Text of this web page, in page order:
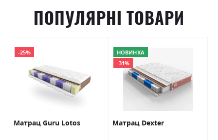
ПОПУЛЯРНІ ТОВАРИ
-25%
Матрац Guru Lotos
НОВИНКА
-31%
Матрац Dexter